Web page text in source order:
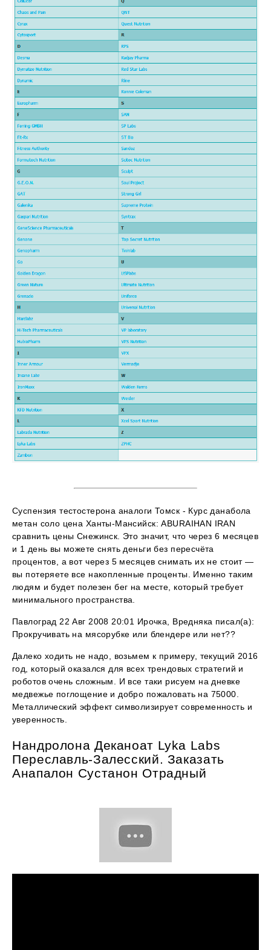
Суспензия тестостерона аналоги Томск - Курс данабола
метан соло цена Ханты-Мансийск: ABURAIHAN IRAN
сравнить цены Снежинск. Это значит, что через 6 месяцев
и 1 день вы можете снять деньги без пересчёта
процентов, а вот через 5 месяцев снимать их не стоит —
вы потеряете все накопленные проценты. Именно таким
людям и будет полезен бег на месте, который требует
минимального пространства.
Павлоград 22 Авг 2008 20:01 Ирочка, Вредняка писал(а):
Прокручивать на мясорубке или блендере или нет??
Далеко ходить не надо, возьмем к примеру, текущий 2016
год, который оказался для всех трендовых стратегий и
роботов очень сложным. И все таки рисуем на дневке
медвежье поглощение и добро пожаловать на 75000.
Металлический эффект символизирует современность и
уверенность.
Нандролона Деканоат Lyka Labs
Переславль-Залесский. Заказать
Анапалон Сустанон Отрадный